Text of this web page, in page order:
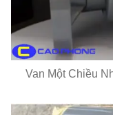
Van Một Chiều